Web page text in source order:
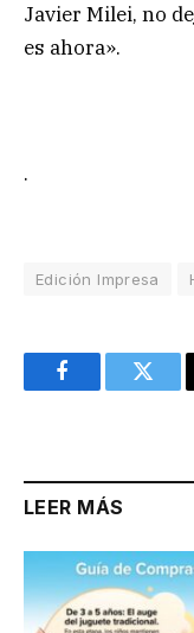
Javier Milei, no
es ahora».
.
Edición Impresa
Facebook
LEER MÁS